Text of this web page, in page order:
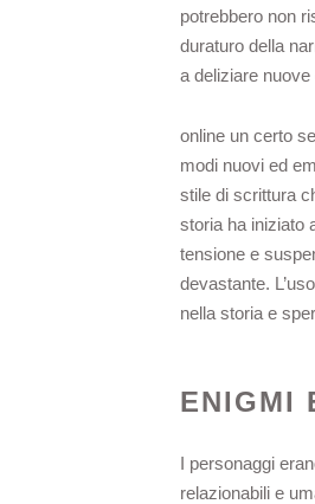
potrebbero non
duraturo della
a deliziare
online un certo
modi nuovi ed
stile di scrittura
storia ha iniziato
tensione e
devastante.
nella storia e
ENIGMI
I personaggi
relazionabili e